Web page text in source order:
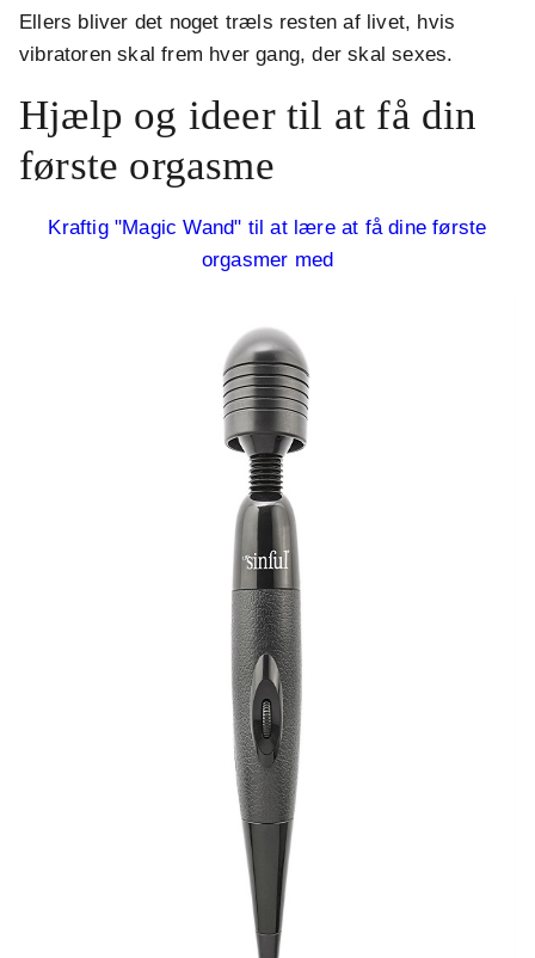
Ellers bliver det noget træls resten af livet, hvis
vibratoren skal frem hver gang, der skal sexes.
Hjælp og ideer til at få din
første orgasme
Kraftig "Magic Wand" til at lære at få dine første
orgasmer med